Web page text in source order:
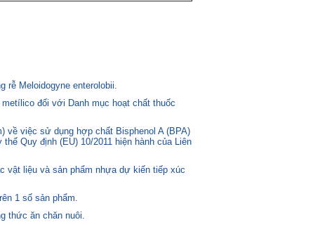
rễ Meloidogyne enterolobii.
đối với Danh mục hoạt chất thuốc
về việc sử dụng hợp chất Bisphenol A (BPA)
Quy định (EU) 10/2011 hiện hành của Liên
vật liệu và sản phẩm nhựa dự kiến tiếp xúc
1 số sản phẩm.
thức ăn chăn nuôi.